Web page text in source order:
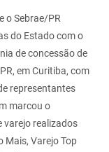
o Sebrae/PR
do Estado com o
de concessão de
em Curitiba, com
representantes
marcou o
varejo realizados
Mais, Varejo Top